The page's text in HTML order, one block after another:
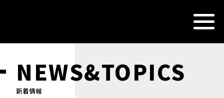
NEWS&TOPICS
新着情報